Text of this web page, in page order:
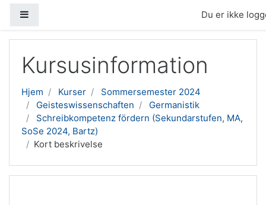
Du er ikke
Kursusinformation
Hjem Kurser
Sommersemester 2024
Geisteswissenschaften
Germanistik
Schreibkompetenz fördern (Sekundarstufen, MA,
SoSe 2024, Bartz)
Kort beskrivelse